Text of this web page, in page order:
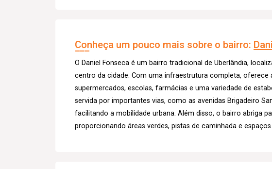
Conheça um pouco mais sobre o bairro:
O Daniel Fonseca é um bairro tradicional de Uberlândia,
centro da cidade. Com uma infraestrutura completa,
supermercados, escolas, farmácias e uma variedade de
servida por importantes vias, como as avenidas Brigadeiro
facilitando a mobilidade urbana. Além disso, o bairro abriga
proporcionando áreas verdes, pistas de caminhada e